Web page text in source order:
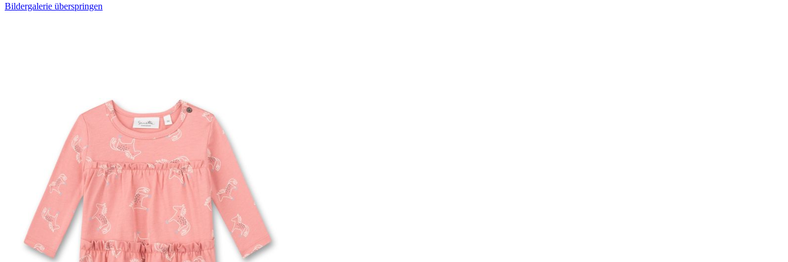
Bildergalerie überspringen